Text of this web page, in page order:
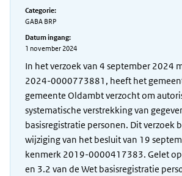
Categorie:
GABA BRP
Datum ingang:
1 november 2024
In het verzoek van 4 september 2024
2024-0000773881, heeft het
gemeente Oldambt verzocht om
systematische verstrekking van
basisregistratie personen. Dit verzoek
wijziging van het besluit van 19
kenmerk 2019-0000417383. Gelet
en 3.2 van de Wet basisregistratie